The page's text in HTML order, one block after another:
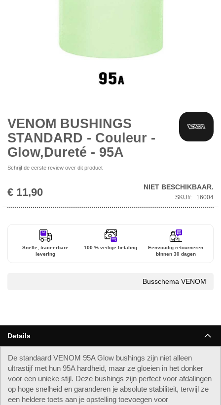
begin
van
de
afbeeldingen-
gallerij
VENOM BUSHINGS
STANDARD - Couleur -
Glow,Dureté - 95A
Schrijf de eerste review over dit product
€ 11,90 NIET BESCHIKBAAR.
SKU 16004
Snelle, traceerbare
levering
100 % veilige betaling
Eenvoudig retourneren
binnen 30 dagen
Busschema VENOM
Details
De standaard VENOM 95A Glow bushings zijn niet alleen
ultrastijf met hun 95A hardheid, maar ze gloeien in het donker
voor een unieke stijl. Deze bushings zijn perfect voor afdalingen
op hoge snelheid en garanderen je absolute stabiliteit, terwijl ze
een heldere toets aan je opstelling toevoegen voor